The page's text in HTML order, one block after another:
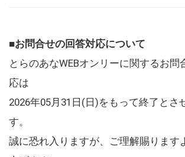
■お問合せの回答対応について
とらのあなWEBオンリーに関するお問
応は
2026年05月31日(日)をもって終了とさ
す。
誠に恐れ入りますが、ご理解賜ります